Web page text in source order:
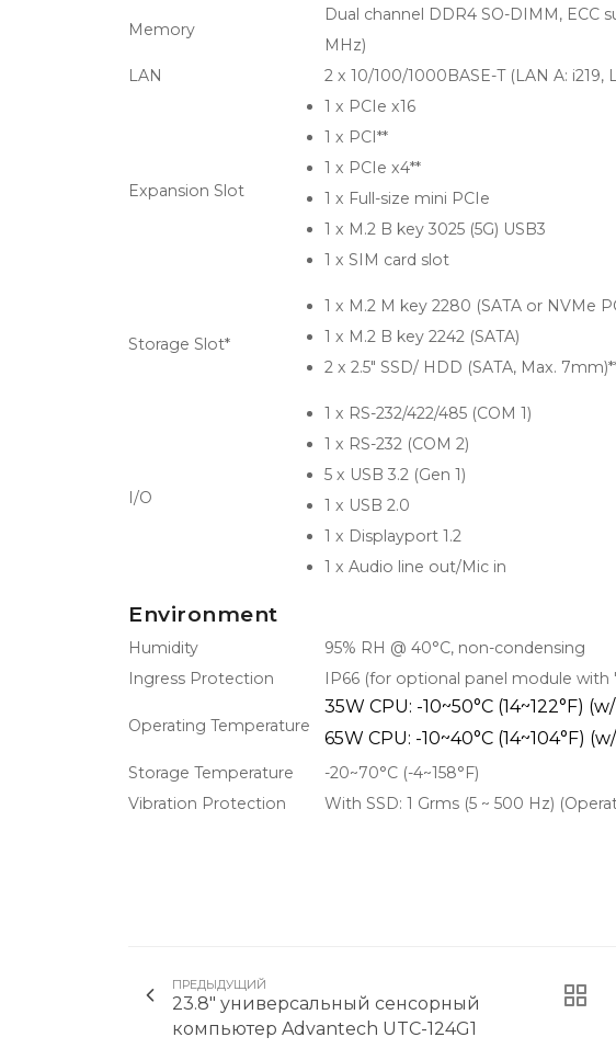
Memory
Dual channel DDR4 SO-DIMM, ECC
MHz)
LAN
2 x 10/100/1000BASE-T (LAN A: i219,
Expansion Slot
1 x PCIe x16
1 x PCI**
1 x PCIe x4**
1 x Full-size mini PCIe
1 x M.2 B key 3025 (5G) USB3
1 x SIM card slot
Storage Slot*
1 x M.2 M key 2280 (SATA or NVMe
1 x M.2 B key 2242 (SATA)
2 x 2.5" SSD/ HDD (SATA, Max.
I/O
1 x RS-232/422/485 (COM 1)
1 x RS-232 (COM 2)
5 x USB 3.2 (Gen 1)
1 x USB 2.0
1 x Displayport 1.2
1 x Audio line out/Mic in
Environment
Humidity
95% RH @ 40°C, non-condensing
Ingress Protection
IP66 (for optional panel module with
Operating Temperature
35W CPU: -10~50°C (14~122°F)
65W CPU: -10~40°C (14~104°F)
Storage Temperature
-20~70°C (-4~158°F)
Vibration Protection
With SSD: 1 Grms (5 ~ 500 Hz)
ПРЕДЫДУЩИЙ
23.8" универсальный сенсорный
компьютер Advantech UTC-124G1